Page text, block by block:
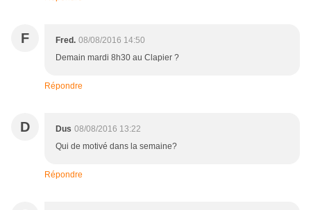
F Fred. 08/08/2016 14:50
Demain mardi 8h30 au Clapier ?
Répondre
D Dus 08/08/2016 13:22
Qui de motivé dans la semaine?
Répondre